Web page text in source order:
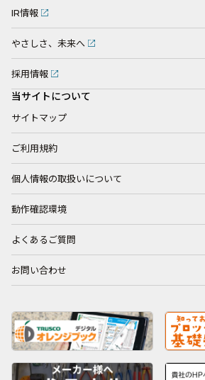
IR情報
やさしさ、未来へ
採用情報
当サイトについて
サイトマップ
ご利用規約
個人情報の取扱いについて
動作確認環境
よくあるご質問
お問い合わせ